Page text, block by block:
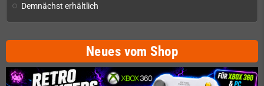
Demnächst erhältlich
Neues vom Shop